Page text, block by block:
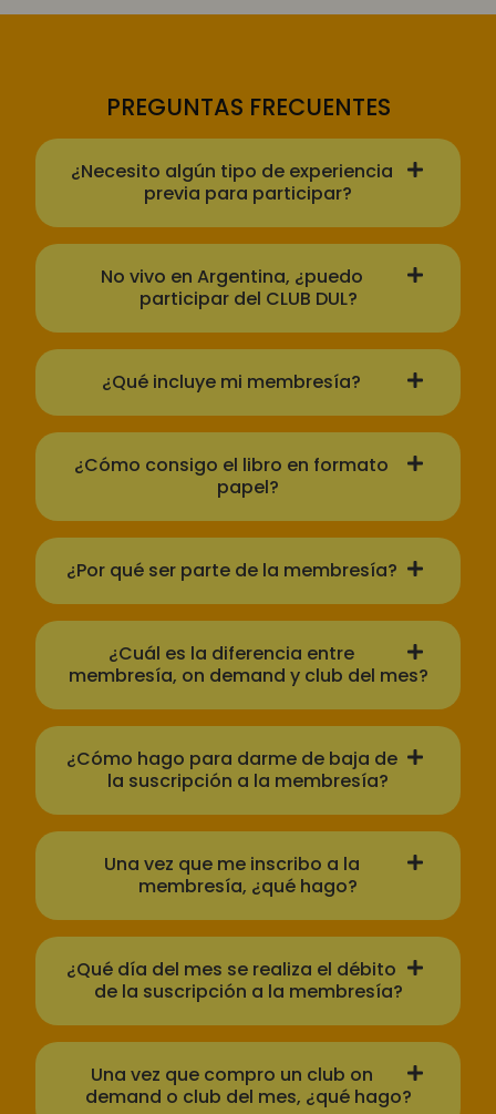
PREGUNTAS FRECUENTES
¿Necesito algún tipo de experiencia
previa para participar?
No vivo en Argentina, ¿puedo
participar del CLUB DUL?
¿Qué incluye mi membresía?
¿Cómo consigo el libro en formato
papel?
¿Por qué ser parte de la membresía?
¿Cuál es la diferencia entre
membresía, on demand y club del mes?
¿Cómo hago para darme de baja de
la suscripción a la membresía?
Una vez que me inscribo a la
membresía, ¿qué hago?
¿Qué día del mes se realiza el débito
de la suscripción a la membresía?
Una vez que compro un club on
demand o club del mes, ¿qué hago?